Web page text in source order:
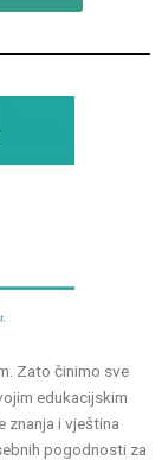
Zato činimo sve
edukacijskim
znanja i vještina
pogodnosti za